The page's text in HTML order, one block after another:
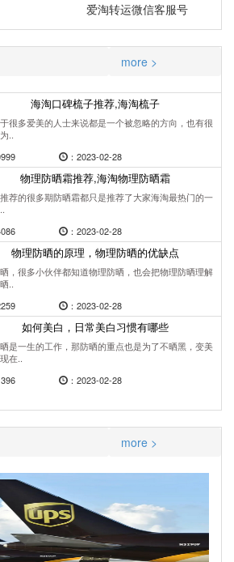
爱淘转运微信客服号
more >
海淘口碑梳子推荐,海淘梳子
很多爱美的人士来说都是一个被忽略的方向，也有很
..
：2023-02-28
物理防晒霜推荐,海淘物理防晒霜
荐的很多期防晒霜都只是推荐了大家海淘最热门的一
：2023-02-28
物理防晒的原理，物理防晒的优缺点
，很多小伙伴都知道物理防晒，也会把物理防晒理解
..
：2023-02-28
如何美白，日常美白习惯有哪些
是一生的工作，那防晒的重点也是为了不晒黑，变美
在..
：2023-02-28
more >